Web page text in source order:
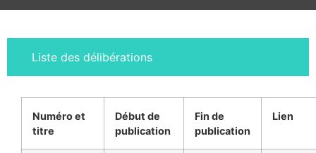
Liste des délibérations
Numéro et
titre
Début de
publication
Fin de
publication
Lien